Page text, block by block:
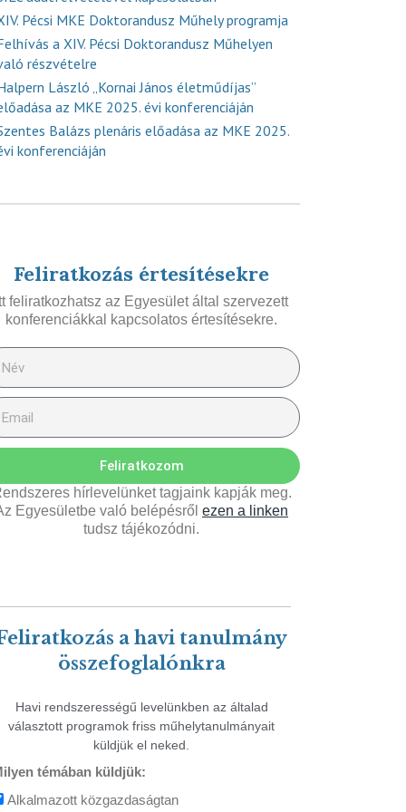
Pécsi MKE Doktorandusz Műhely programja
a XIV. Pécsi Doktorandusz Műhelyen
részvételre
László „Kornai János életműdíjas”
az MKE 2025. évi konferenciáján
Balázs plenáris előadása az MKE 2025.
konferenciáján
Feliratkozás értesítésekre
feliratkozhatsz az Egyesület által szervezett
konferenciákkal kapcsolatos értesítésekre.
Feliratkozom
hírlevelünket tagjaink kapják meg.
Egyesületbe való belépésről ezen a linken
tudsz tájékozódni.
a havi tanulmány
összefoglalónkra
Havi rendszerességű levelünkben az általad
választott programok friss műhelytanulmányait
küldjük el neked.
témában küldjük:
Alkalmazott közgazdaságtan